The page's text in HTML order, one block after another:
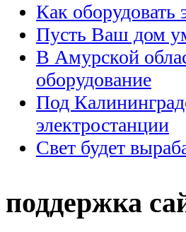
Как оборудовать
Пусть Ваш дом
В Амурской
оборудование
Под
электростанции
Свет будет
поддержка